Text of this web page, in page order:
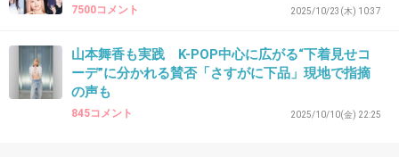
7500コメント 2025/10/23(木) 10:37
山本舞香も実践 K-POP中心に広がる“下着見せコ
ーデ”に分かれる賛否「さすがに下品」現地で指摘
の声も
845コメント 2025/10/10(金) 22:25